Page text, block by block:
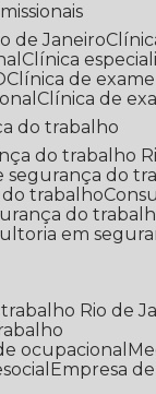
de Janeiro
Clínica
Clínica de
Clínica de
do trabalho
do trabalho
segurança do
do trabalho
do
em
Rio de
ocupacional
Empresa